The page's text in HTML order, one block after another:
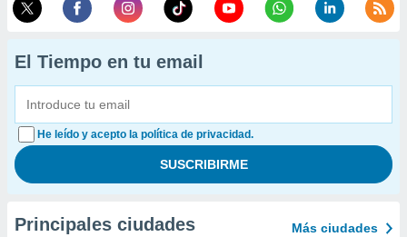
El Tiempo en tu email
He leído y acepto la política de privacidad.
Principales ciudades Más ciudades